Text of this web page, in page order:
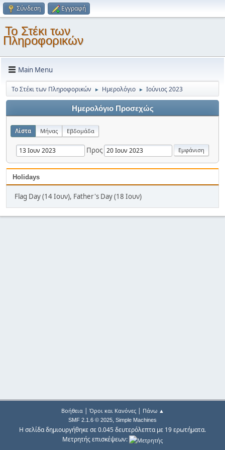
Σύνδεση Εγγραφή
Το Στέκι των
Πληροφορικών
Main Menu
Το Στέκι των Πληροφορικών ► Ημερολόγιο ► Ιούνιος 2023
Ημερολόγιο Προσεχώς
Λίστα Μήνας Εβδομάδα
Προς
Holidays
Flag Day (14 Ιουν), Father's Day (18 Ιουν)
Βοήθεια| Όροι και Κανόνες| Πάνω ▲
SMF 2.1.6 © 2025, Simple Machines
Η σελίδα δημιουργήθηκε σε 0.045 δευτερόλεπτα με 19 ερωτήματα.
Μετρητής επισκέψεων: